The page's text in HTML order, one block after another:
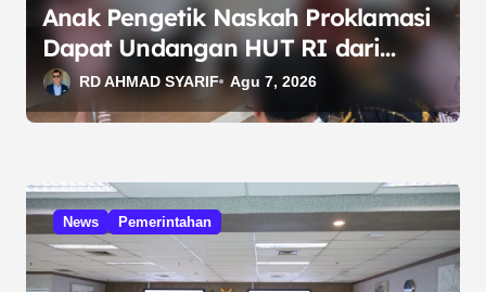
Anak Pengetik Naskah Proklamasi
Dapat Undangan HUT RI dari
Presiden Prabowo
RD AHMAD SYARIF Agu 7, 2026
News Pemerintahan